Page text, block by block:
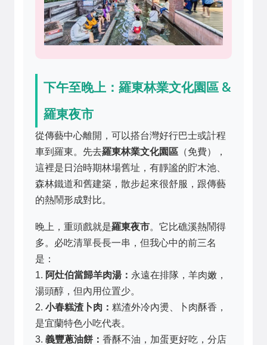
下午至晚上：羅東林業文化園區 &
羅東夜市
從傳藝中心離開，可以搭台灣好行巴士或計程
車到羅東。先去羅東林業文化園區 （免費），
這裡是日治時期林場舊址，有靜謐的貯木池、
森林鐵道和舊建築，散步起來很舒服，跟傳藝
的熱鬧形成對比。
晚上，重頭戲就是羅東夜市。它比礁溪熱鬧得
多。必吃清單長長一串，但我心中的前三名
是：
1. 阿灶伯當歸羊肉湯： 永遠在排隊，羊肉嫩，
湯頭醇，但內用位置少。
2. 小春糕渣卜肉： 糕渣外冷內燙、卜肉酥香，
是宜蘭特色小吃代表。
3. 義豐蔥油餅： 香酥不油，加蛋更好吃，分店